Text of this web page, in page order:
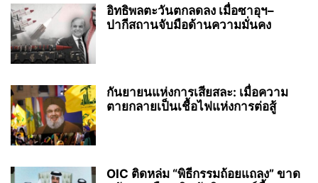
อิทธิพลตะวันตกลดลง เมื่อซาอุฯ–
ปากีสถานจับมือด้านความมั่นคง
กันยายนแห่งการเสียสละ: เมื่อความ
ตายกลายเป็นเชื้อไฟแห่งการต่อสู้
OIC ติดหล่ม “พิธีกรรมถ้อยแถลง” ขาด